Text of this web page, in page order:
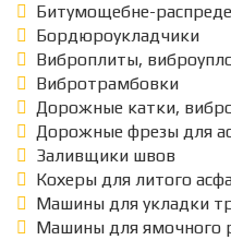
Битумощебне-
Бордюроукладчики
Виброплиты,
Вибротрамбовки
Дорожные катки,
Дорожные фрезы для
Заливщики швов
Кохеры для литого
Машины для укладки
Машины для ямочного